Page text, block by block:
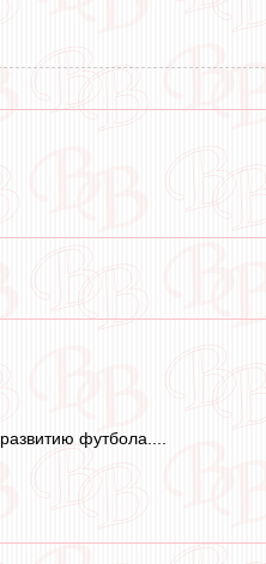
футбола....